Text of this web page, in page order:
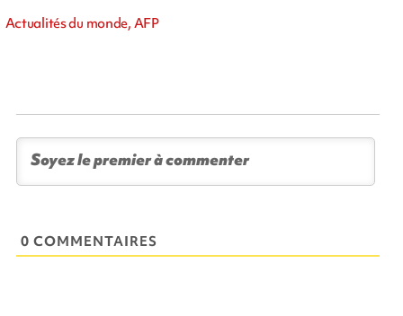
Actualités du monde, AFP
0 COMMENTAIRES